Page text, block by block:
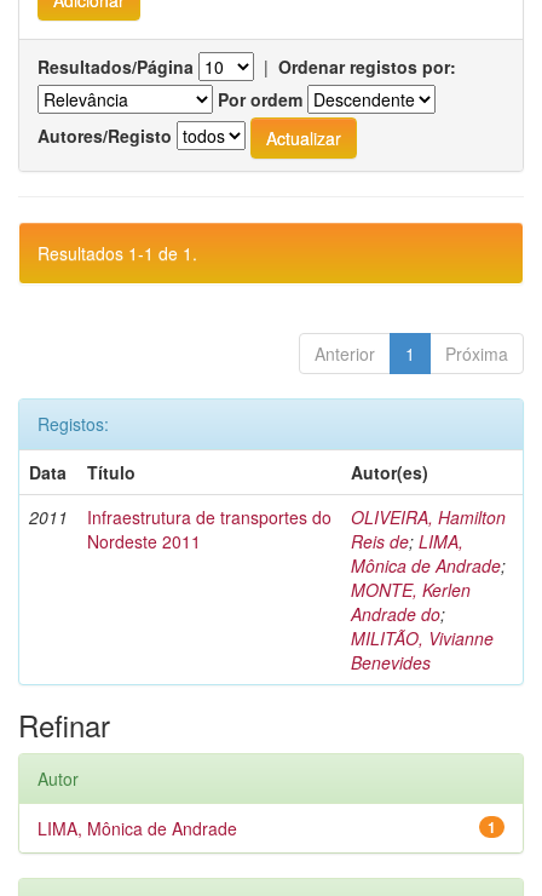
Resultados/Página | Ordenar registos por:
Por ordem
Autores/Registo
Resultados 1-1 de 1.
Anterior 1 Próxima
Registos:
Data
Título
Autor(es)
2011
Infraestrutura de transportes do
Nordeste 2011
OLIVEIRA, Hamilton
Reis de; LIMA,
Mônica de Andrade;
MONTE, Kerlen
Andrade do;
MILITÃO, Vivianne
Benevides
Refinar
Autor
1
LIMA, Mônica de Andrade